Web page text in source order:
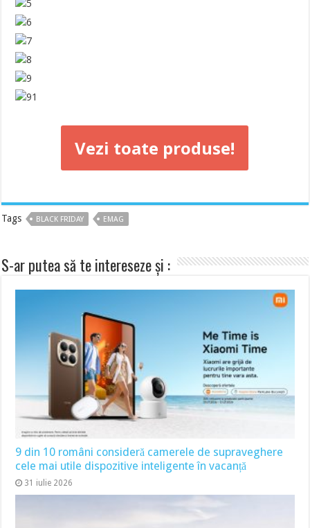
Vezi toate produse!
Tags BLACK FRIDAY EMAG
S-ar putea să te intereseze și :
9 din 10 români consideră camerele de supraveghere
cele mai utile dispozitive inteligente în vacanță
31 iulie 2026